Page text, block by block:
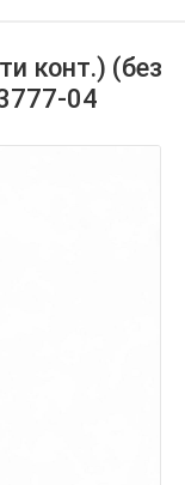
конт.) (без
04